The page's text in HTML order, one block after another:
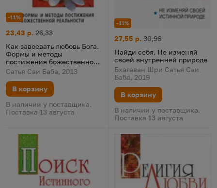
-11%
Как завоевать любовь Бога. Формы и методы постижения
Цена:
23,43 р.
Старая цена:
26,33
Как завоевать любовь Бога.
Формы и методы
постижения божественной
реальности
Сатья Саи Баба, 2013
В корзину
В наличии у поставщика.
Поставка 13 августа
-11%
Найди себя. Не изменяй
Цена:
27,55 р.
Старая цена:
30,96
Найди себя. Не изменяй
своей внутренней природе
Бхагаван Шри Сатья Саи
Баба, 2019
В корзину
В наличии у поставщика.
Поставка 13 августа